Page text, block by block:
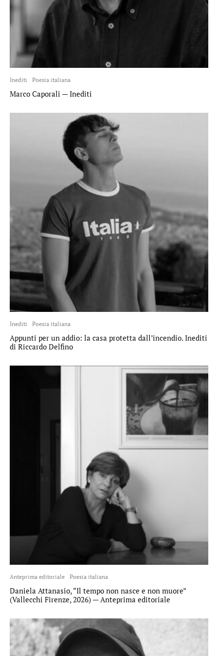
Inediti Poesia italiana
Marco Caporali — Inediti
Inediti Poesia italiana
Appunti per un addio: la casa protetta dall’incendio. Inediti
di Riccardo Delfino
Anteprima editoriale Poesia italiana
Daniela Attanasio, “Il tempo non nasce e non muore”
(Vallecchi Firenze, 2026) — Anteprima editoriale